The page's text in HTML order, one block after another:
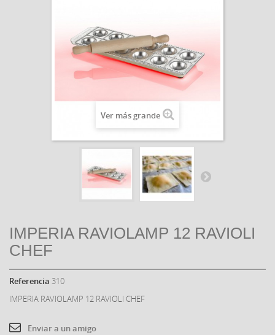
Ver más grande
IMPERIA RAVIOLAMP 12 RAVIOLI
CHEF
Referencia 310
IMPERIA RAVIOLAMP 12 RAVIOLI CHEF
Enviar a un amigo